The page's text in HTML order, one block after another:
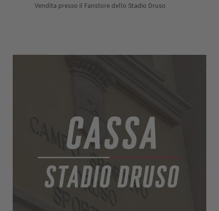
Vendita presso il Fanstore dello Stadio Druso